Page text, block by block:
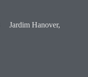
Jardim Hanover,